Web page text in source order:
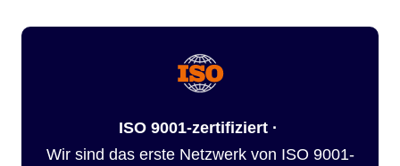
ISO 9001-zertifiziert ·
Wir sind das erste Netzwerk von ISO 9001-